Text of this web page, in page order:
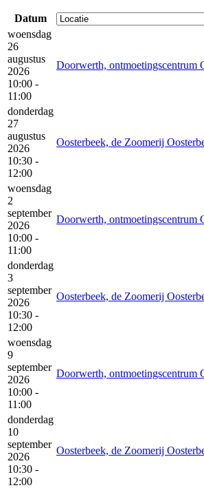
Datum
woensdag
26
augustus
2026
10:00 -
11:00
Doorwerth, ontmoetingscentrum
donderdag
27
augustus
2026
10:30 -
12:00
Oosterbeek, de Zoomerij
woensdag
2
september
2026
10:00 -
11:00
Doorwerth, ontmoetingscentrum
donderdag
3
september
2026
10:30 -
12:00
Oosterbeek, de Zoomerij
woensdag
9
september
2026
10:00 -
11:00
Doorwerth, ontmoetingscentrum
donderdag
10
september
2026
10:30 -
12:00
Oosterbeek, de Zoomerij